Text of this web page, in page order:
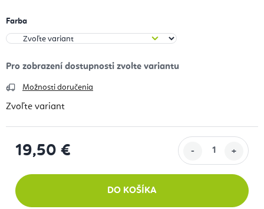
Farba
Možnosti doručenia
Zvoľte variant
19,50 €
DO KOŠÍKA